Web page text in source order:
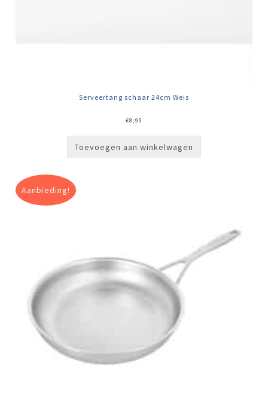
Serveertang schaar 24cm Weis
€8,99
Toevoegen aan winkelwagen
Aanbieding!